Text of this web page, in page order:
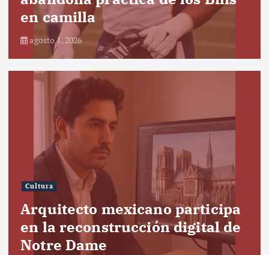
en camilla
agosto 1, 2026
Cultura
Arquitecto mexicano participa
en la reconstrucción digital de
Notre Dame